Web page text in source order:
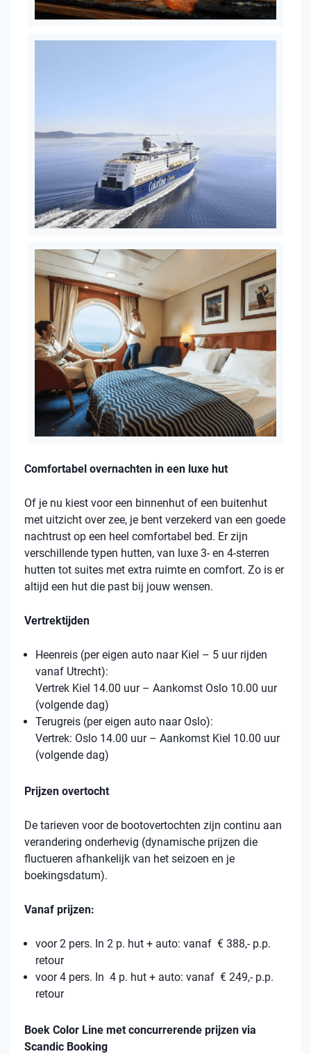
Comfortabel overnachten in een luxe hut
Of je nu kiest voor een binnenhut of een buitenhut
met uitzicht over zee, je bent verzekerd van een goede
nachtrust op een heel comfortabel bed. Er zijn
verschillende typen hutten, van luxe 3- en 4-sterren
hutten tot suites met extra ruimte en comfort. Zo is er
altijd een hut die past bij jouw wensen.
Vertrektijden
Heenreis (per eigen auto naar Kiel – 5 uur rijden
vanaf Utrecht):
Vertrek Kiel 14.00 uur – Aankomst Oslo 10.00 uur
(volgende dag)
Terugreis (per eigen auto naar Oslo):
Vertrek: Oslo 14.00 uur – Aankomst Kiel 10.00 uur
(volgende dag)
Prijzen overtocht
De tarieven voor de bootovertochten zijn continu aan
verandering onderhevig (dynamische prijzen die
fluctueren afhankelijk van het seizoen en je
boekingsdatum).
Vanaf prijzen:
voor 2 pers. In 2 p. hut + auto: vanaf € 388,- p.p.
retour
voor 4 pers. In 4 p. hut + auto: vanaf € 249,- p.p.
retour
Boek Color Line met concurrerende prijzen via
Scandic Booking